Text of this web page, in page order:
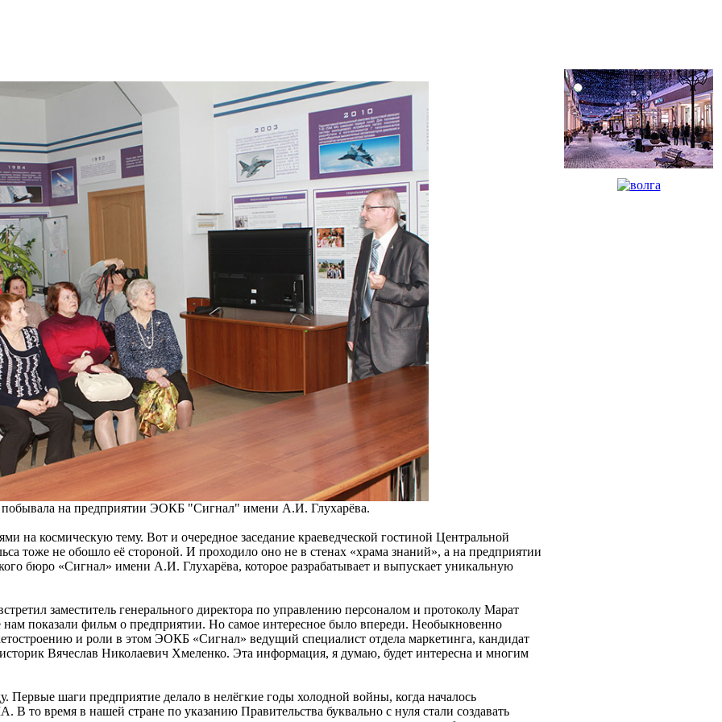
побывала на предприятии ЭОКБ "Сигнал" имени А.И. Глухарёва.
на космическую тему. Вот и очередное заседание краеведческой гостиной Центральной
тоже не обошло её стороной. И проходило оно не в стенах «храма знаний», а на предприятии
бюро «Сигнал» имени А.И. Глухарёва, которое разрабатывает и выпускает уникальную
заместитель генерального директора по управлению персоналом и протоколу Марат
показали фильм о предприятии. Но самое интересное было впереди. Необыкновенно
и роли в этом ЭОКБ «Сигнал» ведущий специалист отдела маркетинга, кандидат
Вячеслав Николаевич Хмеленко. Эта информация, я думаю, будет интересна и многим
шаги предприятие делало в нелёгкие годы холодной войны, когда началось
то время в нашей стране по указанию Правительства буквально с нуля стали создавать